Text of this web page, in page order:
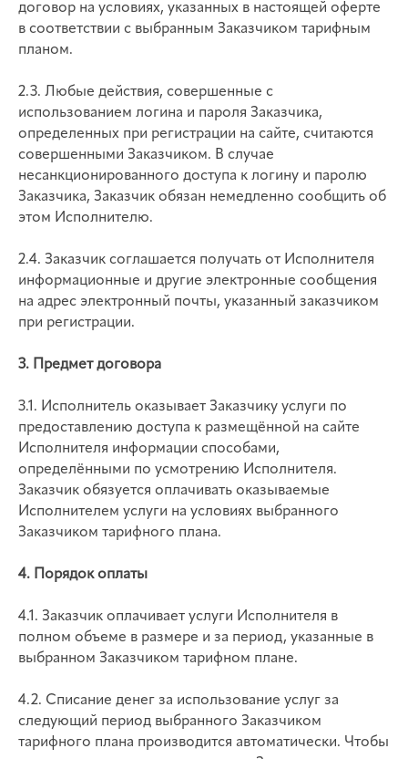
договор на условиях, указанных в настоящей оферте
в соответствии с выбранным Заказчиком тарифным
планом.
2.3. Любые действия, совершенные с
использованием логина и пароля Заказчика,
определенных при регистрации на сайте, считаются
совершенными Заказчиком. В случае
несанкционированного доступа к логину и паролю
Заказчика, Заказчик обязан немедленно сообщить об
этом Исполнителю.
2.4. Заказчик соглашается получать от Исполнителя
информационные и другие электронные сообщения
на адрес электронный почты, указанный заказчиком
при регистрации.
3. Предмет договора
3.1. Исполнитель оказывает Заказчику услуги по
предоставлению доступа к размещённой на сайте
Исполнителя информации способами,
определёнными по усмотрению Исполнителя.
Заказчик обязуется оплачивать оказываемые
Исполнителем услуги на условиях выбранного
Заказчиком тарифного плана.
4. Порядок оплаты
4.1. Заказчик оплачивает услуги Исполнителя в
полном объеме в размере и за период, указанные в
выбранном Заказчиком тарифном плане.
4.2. Списание денег за использование услуг за
следующий период выбранного Заказчиком
тарифного плана производится автоматически. Чтобы